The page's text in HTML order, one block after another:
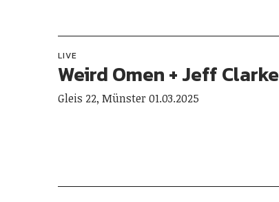
LIVE
Weird Omen + Jeff Clarke
Gleis 22, Münster 01.03.2025